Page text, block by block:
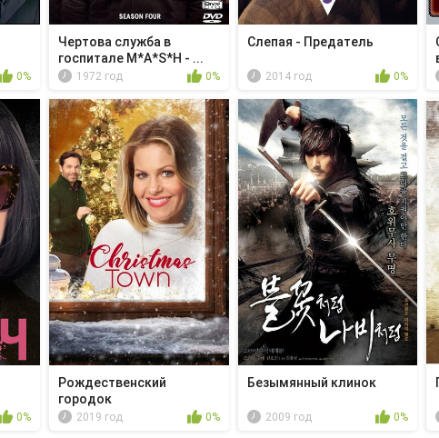
0%
Чертова служба в
гoспитале M*A*S*H - ...
1972 год 0%
Слепая - Предатель
2014 год 0%
0%
Рождественский
городок
2019 год 0%
Безымянный клинок
2009 год 0%